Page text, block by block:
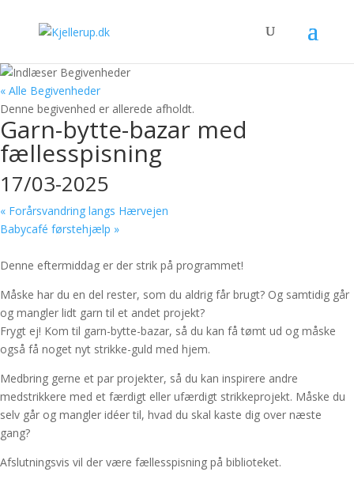
« Alle Begivenheder
Denne begivenhed er allerede afholdt.
Garn-bytte-bazar med
fællesspisning
17/03-2025
« Forårsvandring langs Hærvejen
Babycafé førstehjælp »
Denne eftermiddag er der strik på programmet!
Måske har du en del rester, som du aldrig får brugt? Og samtidig går
og mangler lidt garn til et andet projekt?
Frygt ej! Kom til garn-bytte-bazar, så du kan få tømt ud og måske
også få noget nyt strikke-guld med hjem.
Medbring gerne et par projekter, så du kan inspirere andre
medstrikkere med et færdigt eller ufærdigt strikkeprojekt. Måske du
selv går og mangler idéer til, hvad du skal kaste dig over næste
gang?
Afslutningsvis vil der være fællesspisning på biblioteket.